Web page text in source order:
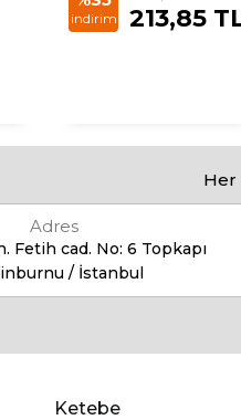
indirim 213,85
Adres
Fetih cad. No: 6 Topkapı
/ İstanbul
Ketebe